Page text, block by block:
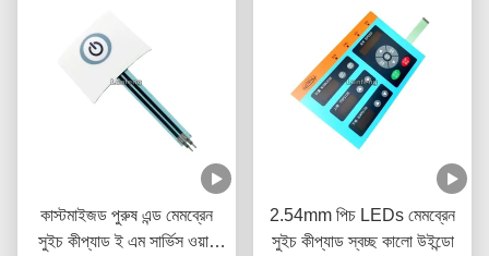
কাস্টমাইজড পুরুষ এন্ড মেমব্রেন
সুইচ কীপ্যাড ই এম সার্ভিস ওয়ান
2.54mm পিচ LEDs মেমব্রেন
সুইচ কীপ্যাড স্বচ্ছ কালো উইন্ডো